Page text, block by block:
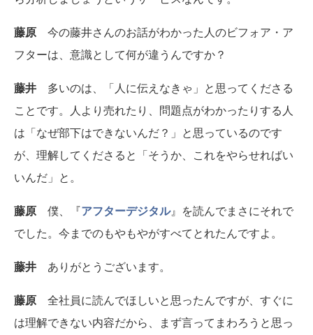
藤原 今の藤井さんのお話がわかった人のビフォア・ア
フターは、意識として何が違うんですか？
藤井 多いのは、「人に伝えなきゃ」と思ってくださる
ことです。人より売れたり、問題点がわかったりする人
は「なぜ部下はできないんだ？」と思っているのです
が、理解してくださると「そうか、これをやらせればい
いんだ」と。
藤原 僕、『アフターデジタル』を読んでまさにそれで
でした。今までのもやもやがすべてとれたんですよ。
藤井 ありがとうございます。
藤原 全社員に読んでほしいと思ったんですが、すぐに
は理解できない内容だから、まず言ってまわろうと思っ